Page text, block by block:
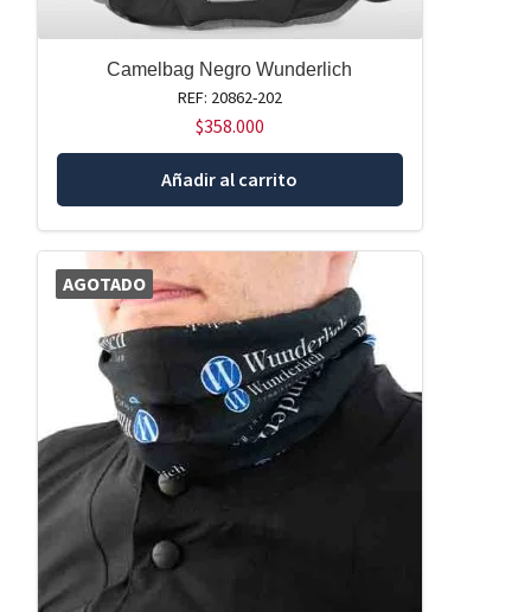
Camelbag Negro Wunderlich
REF: 20862-202
$358.000
Añadir al carrito
AGOTADO